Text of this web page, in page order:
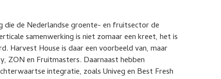
de Nederlandse groente- en fruitsector de
samenwerking is niet zomaar een kreet, het is
Harvest House is daar een voorbeeld van, maar
ZON en Fruitmasters. Daarnaast hebben
integratie, zoals Univeg en Best Fresh